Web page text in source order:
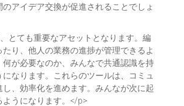
アイデア交換が促進されることでしょ
とても重要なアセットとなります。編
り、他人の業務の進捗が管理できるよ
何が必要なのか、みんなで共通認識を持
なります。これらのツールは、コミュ
し、効率化を進めます。みんなが次に起
ようになります。</p>